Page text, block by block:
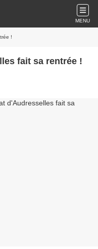
MENU
!
fait sa rentrée !